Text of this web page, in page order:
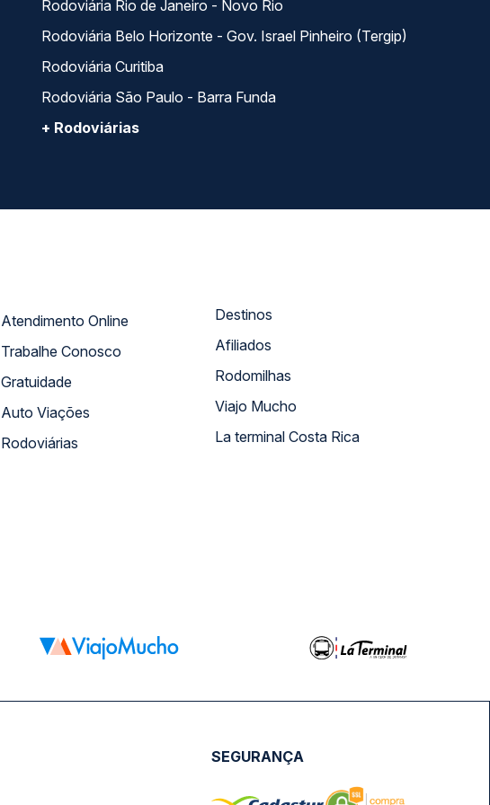
Rodoviária Rio de Janeiro - Novo Rio
Rodoviária Belo Horizonte - Gov. Israel Pinheiro (Tergip)
Rodoviária Curitiba
Rodoviária São Paulo - Barra Funda
+ Rodoviárias
Atendimento Online
Trabalhe Conosco
Gratuidade
Auto Viações
Rodoviárias
Destinos
Afiliados
Rodomilhas
Viajo Mucho
La terminal Costa Rica
SEGURANÇA